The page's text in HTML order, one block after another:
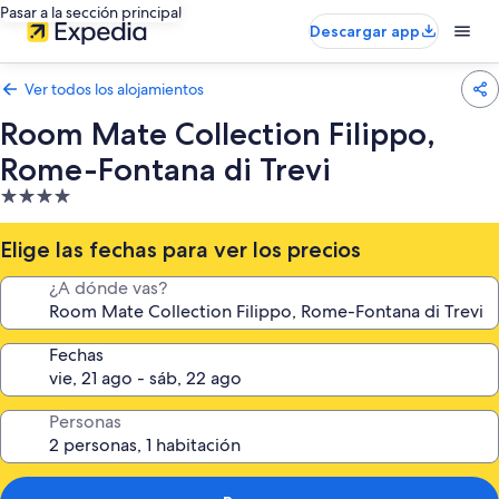
Pasar a la sección principal
Descargar app
Ver todos los alojamientos
Room Mate Collection Filippo,
Rome-Fontana di Trevi
Alojamiento
de
4.0 estrellas
Elige las fechas para ver los precios
¿A dónde vas?
Fechas
Personas